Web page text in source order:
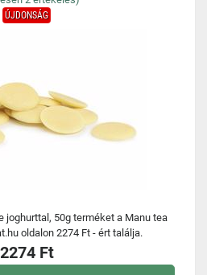
ÚJDONSÁG
joghurttal, 50g terméket a Manu tea
oldalon 2274 Ft - ért találja.
2274 Ft